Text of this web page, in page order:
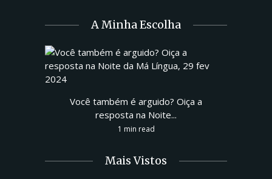
A Minha Escolha
Você também é arguido? Oiça a
resposta na Noite...
1 min read
Mais Vistos